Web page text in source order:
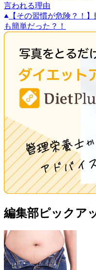
言われる理由
【その習慣が危険？！
も簡単だった？！
編集部ピックア